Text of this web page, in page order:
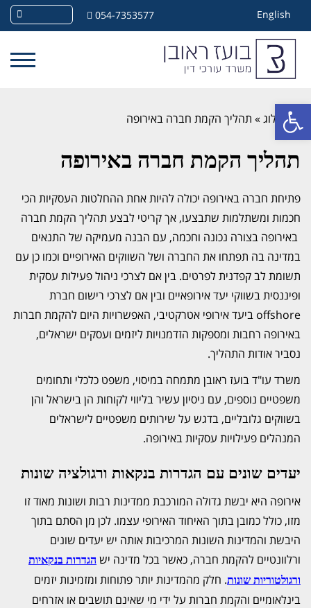
English
054-7353577
» בלוג» תהליך הקמת חברה באירופה
תהליך הקמת חברה באירופה
פתיחת חברה באירופה יכולה להיות אחת ההחלטות העסקיות הכי
חכמות ומשתלמות שתבצעו, אך קריטי לבצע תהליך הקמת חברה
באירופה בצורה נכונה וחכמה, עם הבנה מעמיקה של התנאים
במדינה בה תפתחו את החברה ושל השווקים האירופיים וכמו כן עם
תשומת לב קפדנית לפרטים. בין אם לצרכי ניהול פעילות עסקית
ופיננסית בשווקי יעד אירופאיים ובין אם לצרכי רישום חברת
offshore ביעד אירופי אטרקטיבי, האפשרויות היום להקמת חברות
באירופה רחבות ומספקות הזדמנויות ליזמים ועסקים ישראלים,
נסביר אודות התהליך.
משרד עו"ד בועז ראובן מתמחה במיסוי, משפט כלכלי ותחומים
משפטיים נוספים, עם ניסיון עשיר בליווי לקוחות הן בישראל והן
בשווקים גלובליים, בדגש על שירותים משפטיים לישראלים
המנהלים פעילויות עסקיות באירופה.
יעדים שונים עם הגדרות בנקאות ורגולציה שונות
אירופה היא יבשת גדולה המורכבת ממדינות רבות ושונות מאוד זו
מזו, כולל כמובן בתוך האיחוד האירופי עצמו. לכן מן הסתם בתוך
היבשת והמדינות השונות המרכיבות אותה יש יעדים שונים
ורלוונטיים להקמת חברה, כאשר בכל מדינה יש הגדרות בנקאיות
ורגולטוריות שונות. חלק מהמדינות יותר פתוחות ומזמינות יזמים
בינלאומיים והקמת חברות על ידי מי שאינם תושבים או אזרחים
פתח סרגל נגישות